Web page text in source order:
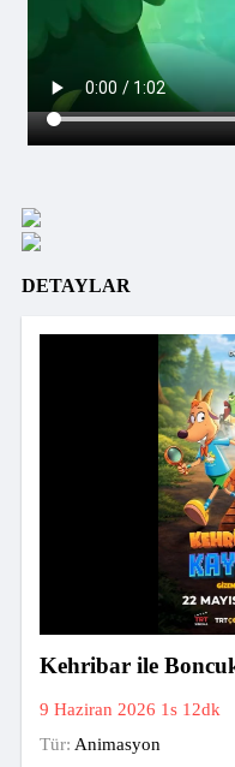
DETAYLAR
Kehribar ile
9 Haziran 2026 1s 12dk
Tür: Animasyon